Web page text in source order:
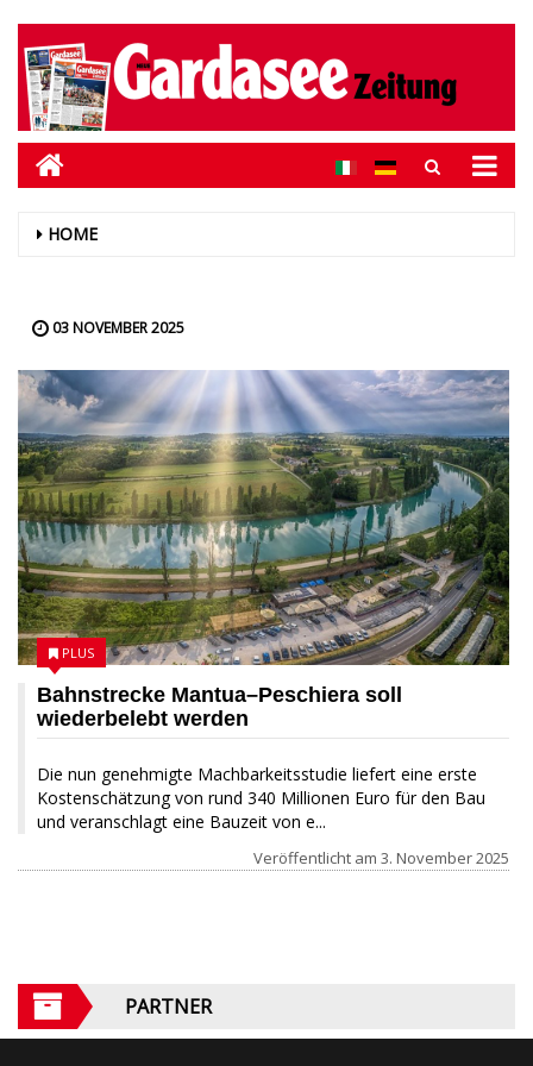
HOME
03 NOVEMBER 2025
Bahnstrecke Mantua–Peschiera soll
wiederbelebt werden
Die nun genehmigte Machbarkeitsstudie liefert eine erste
Kostenschätzung von rund 340 Millionen Euro für den Bau
und veranschlagt eine Bauzeit von e...
PLUS
Veröffentlicht am 3. November 2025
PARTNER